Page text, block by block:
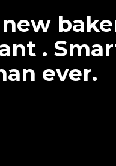
.
ever.